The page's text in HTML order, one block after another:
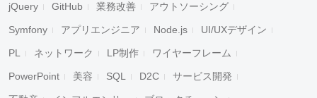
jQuery GitHub 業務改善 アウトソーシング
Symfony アプリエンジニア Node.js UI/UXデザイン
PL ネットワーク LP制作 ワイヤーフレーム
PowerPoint 美容 SQL D2C サービス開発